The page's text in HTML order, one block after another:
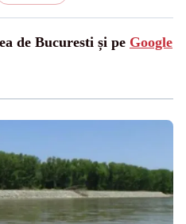
de Bucuresti și pe Google